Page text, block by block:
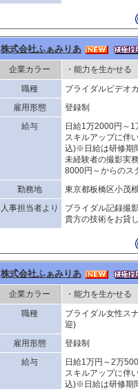
株式会社ふぁみりあ
企業カラー ・能力を生かせる
職種
ブライダルビデオ
雇用形態
登録制
給与
日給1万2000円～1
スキルアップに伴
込)※日給は研修期
未経験者の撮影実
8000円～からのス
勤務地
東京都板橋区小茂
人事担当者より
ブライダル記録撮
貴方の技術をお貸
株式会社ふぁみりあ
企業カラー ・能力を生かせる
職種
ブライダル女性ス
迎)
雇用形態
登録制
給与
日給1万円～2万
スキルアップに伴
込)※日給は研修期